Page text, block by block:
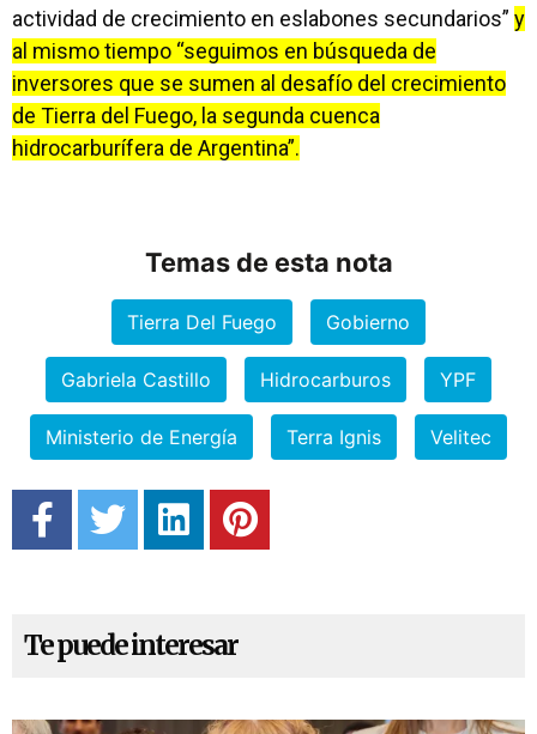
actividad de crecimiento en eslabones secundarios” y
al mismo tiempo “seguimos en búsqueda de
inversores que se sumen al desafío del crecimiento
de Tierra del Fuego, la segunda cuenca
hidrocarburífera de Argentina”.
Temas de esta nota
Tierra Del Fuego Gobierno
Gabriela Castillo Hidrocarburos YPF
Ministerio de Energía Terra Ignis Velitec
Te puede interesar